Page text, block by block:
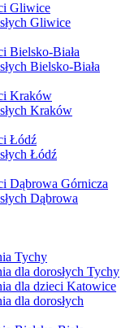
Gliwice
Gliwice
Bielsko-Biała
Bielsko-Biała
Kraków
Kraków
Łódź
Łódź
Dąbrowa Górnicza
Dąbrowa
Tychy
dla dorosłych Tychy
dla dzieci Katowice
dla dorosłych